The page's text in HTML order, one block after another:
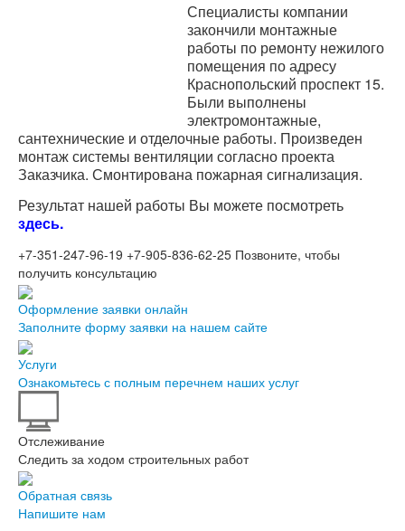
Специалисты компании
закончили монтажные
работы по ремонту нежилого
помещения по адресу
Краснопольский проспект 15.
Были выполнены
электромонтажные,
сантехнические и отделочные работы. Произведен
монтаж системы вентиляции согласно проекта
Заказчика. Смонтирована пожарная сигнализация.
Результат нашей работы Вы можете посмотреть
здесь.
+7-351-247-96-19 +7-905-836-62-25 Позвоните, чтобы
получить консультацию
Оформление заявки онлайн
Заполните форму заявки на нашем сайте
Услуги
Ознакомьтесь с полным перечнем наших услуг
Отслеживание
Следить за ходом строительных работ
Обратная связь
Напишите нам